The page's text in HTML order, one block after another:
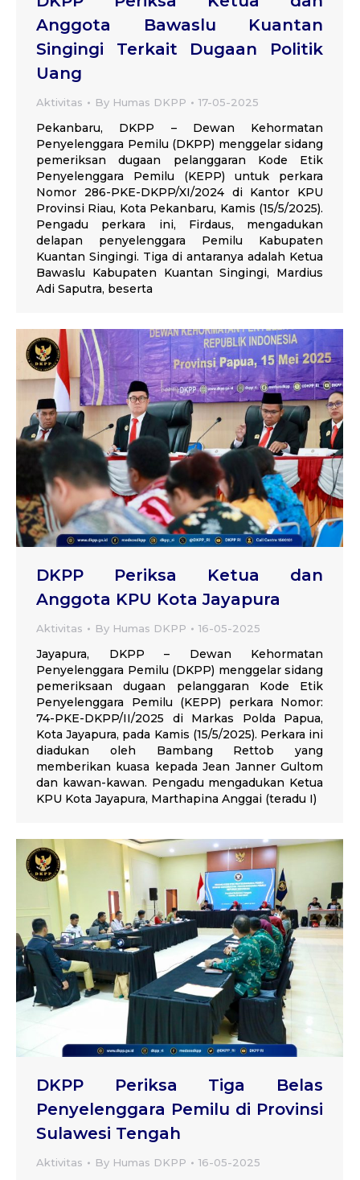
Anggota Bawaslu Kuantan
Singingi Terkait Dugaan Politik
Uang
Aktivitas By Humas DKPP 17-05-2025
Pekanbaru, DKPP – Dewan Kehormatan
Penyelenggara Pemilu (DKPP) menggelar sidang
pemeriksan dugaan pelanggaran Kode Etik
Penyelenggara Pemilu (KEPP) untuk perkara
Nomor 286-PKE-DKPP/XI/2024 di Kantor KPU
Provinsi Riau, Kota Pekanbaru, Kamis (15/5/2025).
Pengadu perkara ini, Firdaus, mengadukan
delapan penyelenggara Pemilu Kabupaten
Kuantan Singingi. Tiga di antaranya adalah Ketua
Bawaslu Kabupaten Kuantan Singingi, Mardius
Adi Saputra, beserta
DKPP Periksa Ketua dan
Anggota KPU Kota Jayapura
Aktivitas By Humas DKPP 16-05-2025
Jayapura, DKPP – Dewan Kehormatan
Penyelenggara Pemilu (DKPP) menggelar sidang
pemeriksaan dugaan pelanggaran Kode Etik
Penyelenggara Pemilu (KEPP) perkara Nomor:
74-PKE-DKPP/II/2025 di Markas Polda Papua,
Kota Jayapura, pada Kamis (15/5/2025). Perkara ini
diadukan oleh Bambang Rettob yang
memberikan kuasa kepada Jean Janner Gultom
dan kawan-kawan. Pengadu mengadukan Ketua
KPU Kota Jayapura, Marthapina Anggai (teradu I)
DKPP Periksa Tiga Belas
Penyelenggara Pemilu di Provinsi
Sulawesi Tengah
Aktivitas By Humas DKPP 16-05-2025